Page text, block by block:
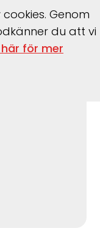
Genom
du att vi
för mer